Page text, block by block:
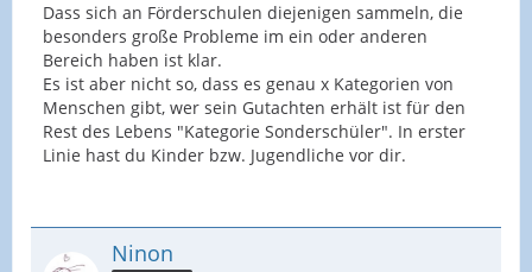
Dass sich an Förderschulen diejenigen sammeln, die
besonders große Probleme im ein oder anderen
Bereich haben ist klar.
Es ist aber nicht so, dass es genau x Kategorien von
Menschen gibt, wer sein Gutachten erhält ist für den
Rest des Lebens "Kategorie Sonderschüler". In erster
Linie hast du Kinder bzw. Jugendliche vor dir.
Ninon